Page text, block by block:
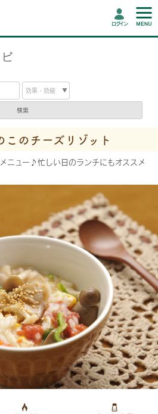
ログイン
検索
のチーズリゾット
ニュー♪忙しい日のランチにもオススメ